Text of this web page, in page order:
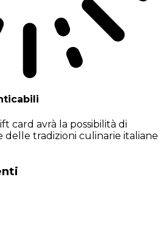
card avrà la possibilità di
delle tradizioni culinarie italiane